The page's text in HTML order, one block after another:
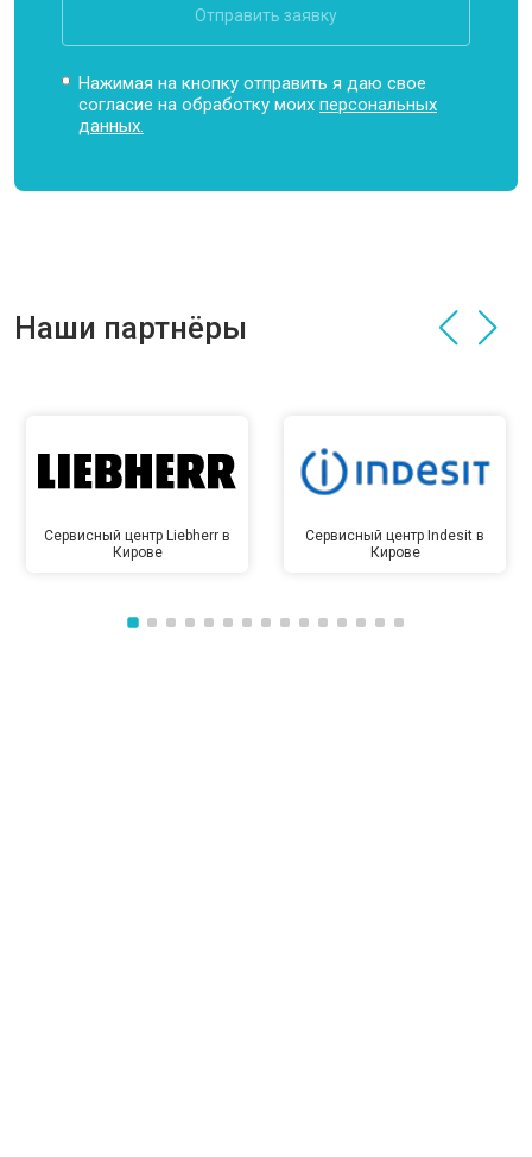
Отправить заявку
Нажимая на кнопку отправить я даю свое
согласие на обработку моихперсональных
данных.
Наши партнёры
Сервисный центр Liebherr в
Кирове
Сервисный центр Indesit в
Кирове